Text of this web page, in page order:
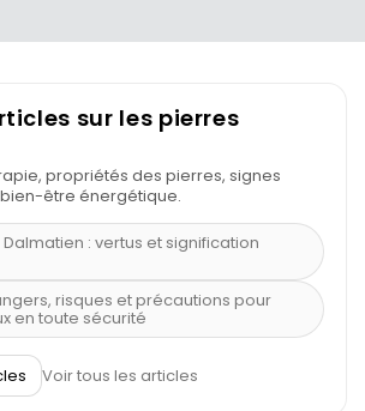
sur les pierres
propriétés des pierres, signes
être énergétique.
: vertus et signification
risques et précautions pour
en toute sécurité
un bracelet de pierre
et ses pierres
Voir tous les articles